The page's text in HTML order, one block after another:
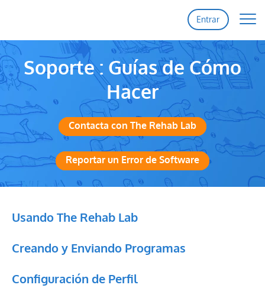
Inicio
Funciones
Precios
Soporte
Registro
Entrar
Soporte : Guías de Cómo
Hacer
Contacta con The Rehab Lab
Reportar un Error de Software
Usando The Rehab Lab
Creando y Enviando Programas
Configuración de Perfil